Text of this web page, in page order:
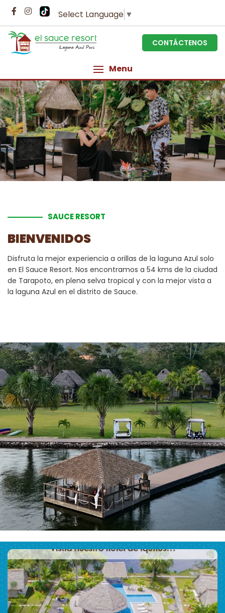
Select Language ▼
CONTÁCTENOS
Menu
SAUCE RESORT
BIENVENIDOS
Disfruta la mejor experiencia a orillas de la laguna Azul solo
en El Sauce Resort. Nos encontramos a 54 kms de la ciudad
de Tarapoto, en plena selva tropical y con la mejor vista a
la laguna Azul en el distrito de Sauce.